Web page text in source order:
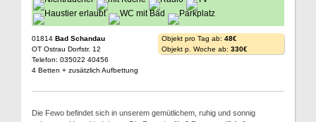
01814 Bad Schandau
OT Ostrau Dorfstr. 12
Telefon: 035022 40456
4 Betten + zusätzlich Aufbettung
Objekt pro Tag ab: 48€
Objekt p. Woche ab: 330€
Die Fewo befindet sich in unserem gemütlichem, ruhig und sonnig